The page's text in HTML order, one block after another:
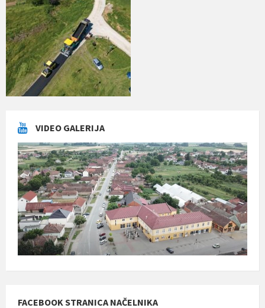
VIDEO GALERIJA
FACEBOOK STRANICA NAČELNIKA